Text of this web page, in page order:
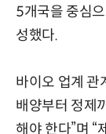
5개국을 중심
성했다.
바이오 업계 관
배양부터 정제
해야 한다”며 “